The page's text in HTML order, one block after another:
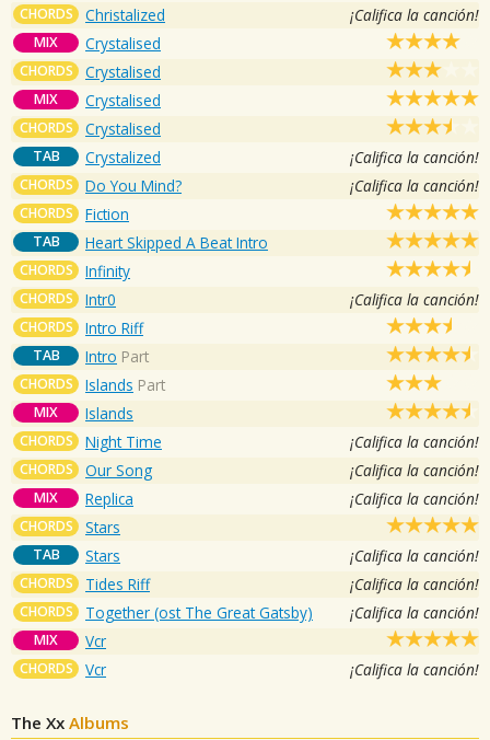
CHORDS Christalized ¡Califica la canción!
MIX Crystalised
CHORDS Crystalised
MIX Crystalised
CHORDS Crystalised
TAB Crystalized ¡Califica la canción!
CHORDS Do You Mind? ¡Califica la canción!
CHORDS Fiction
TAB Heart Skipped A Beat Intro
CHORDS Infinity
CHORDS Intr0 ¡Califica la canción!
CHORDS Intro Riff
TAB Intro Part
CHORDS Islands Part
MIX Islands
CHORDS Night Time ¡Califica la canción!
CHORDS Our Song ¡Califica la canción!
MIX Replica ¡Califica la canción!
CHORDS Stars
TAB Stars ¡Califica la canción!
CHORDS Tides Riff ¡Califica la canción!
CHORDS Together (ost The Great Gatsby) ¡Califica la canción!
MIX Vcr
CHORDS Vcr ¡Califica la canción!
The Xx Albums